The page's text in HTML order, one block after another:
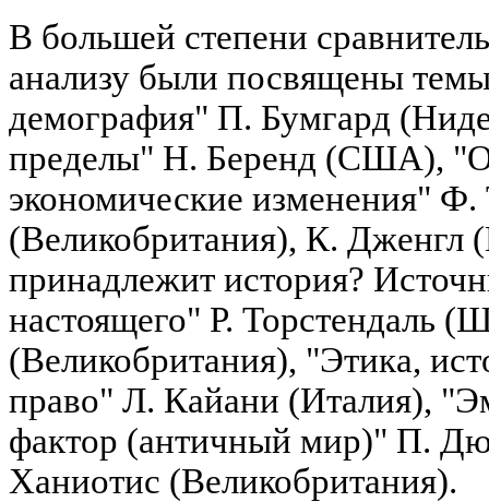
В большей степени
анализу были посвящены
демография" П. Бумгард
пределы" Н. Беренд (США),
экономические изменения"
(Великобритания), К. Дженгл
принадлежит история?
настоящего" Р. Торстендаль
(Великобритания), "Этика,
право" Л. Кайани (Италия),
фактор (античный мир)" П.
Ханиотис (Великобритания).